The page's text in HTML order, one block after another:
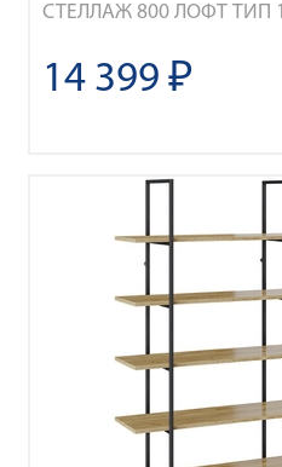
СТЕЛЛАЖ 800 ЛОФТ ТИП 1
14 399 ₽